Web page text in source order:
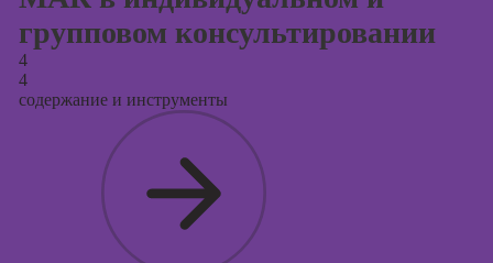
групповом консультировании
4
4
содержание и инструменты